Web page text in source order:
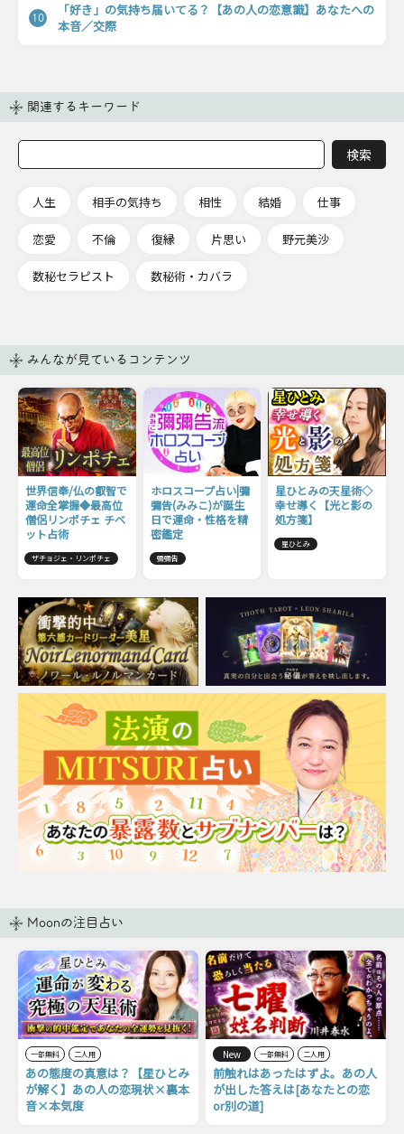
10
「好き」の気持ち届いてる？【あの人の恋意識】あなたへの
本音／交際
関連するキーワード
人生 相手の気持ち 相性 結婚 仕事
恋愛 不倫 復縁 片思い 野元美沙
数秘セラピスト 数秘術・カバラ
みんなが見ているコンテンツ
世界信奉/仏の叡智で
運命全掌握◆最高位
僧侶リンポチェ チベ
ット占術
ザチョジェ・リンポチェ
ホロスコープ占い|彌
彌告(みみこ)が誕生
日で運命・性格を精
密鑑定
彌彌告
星ひとみの天星術◇
幸せ導く【光と影の
処方箋】
星ひとみ
Moonの注目占い
一部無料 二人用
あの態度の真意は？【星ひとみ
が解く】あの人の恋現状×裏本
音×本気度
New 一部無料 二人用
前触れはあったはずよ。あの人
が出した答えは[あなたとの恋
or別の道]